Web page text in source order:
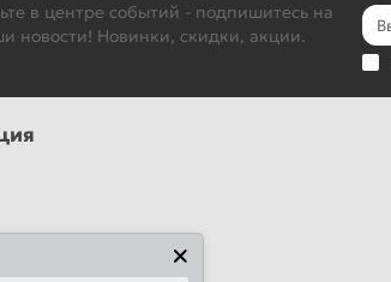
в центре событий - подпишитесь на
новости! Новинки, скидки, акции.